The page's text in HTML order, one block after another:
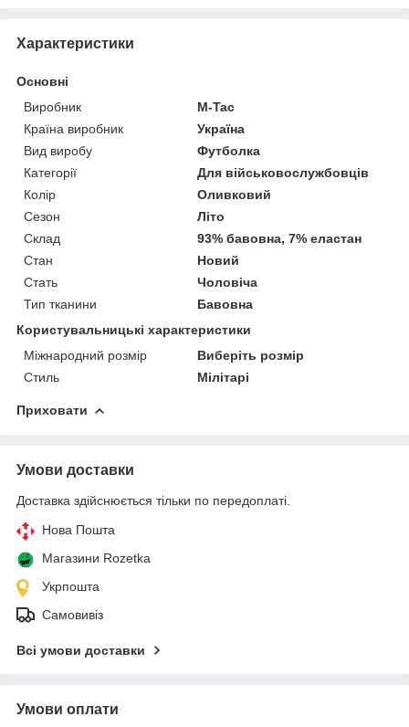
Характеристики
Основні
Виробник
M-Tac
Країна виробник
Україна
Вид виробу
Футболка
Категорії
Для військовослужбовців
Колір
Оливковий
Сезон
Літо
Склад
93% бавовна, 7% еластан
Стан
Новий
Стать
Чоловіча
Тип тканини
Бавовна
Користувальницькі характеристики
Міжнародний розмір
Виберіть розмір
Стиль
Мілітарі
Приховати
Умови доставки
Доставка здійснюється тільки по передоплаті.
Нова Пошта
Магазини Rozetka
Укрпошта
Самовивіз
Всі умови доставки
Умови оплати